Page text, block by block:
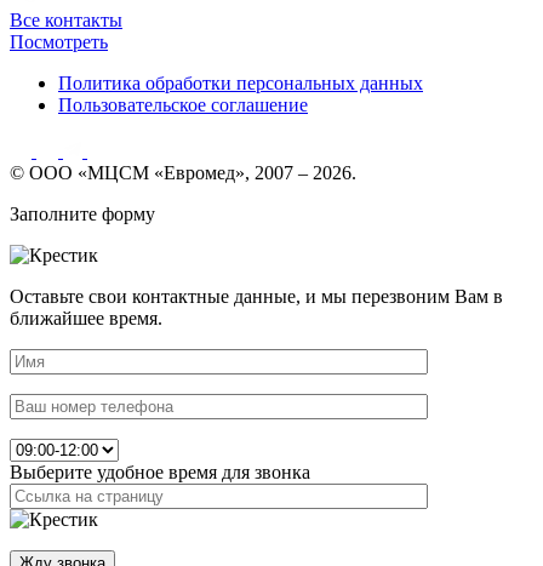
Все контакты
Посмотреть
Политика обработки персональных данных
Пользовательское соглашение
© ООО «МЦСМ «Евромед», 2007 – 2026.
Заполните форму
Оставьте свои контактные данные, и мы перезвоним Вам в
ближайшее время.
Выберите удобное время для звонка